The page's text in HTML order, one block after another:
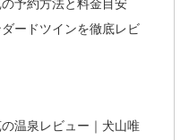
予約方法と料金目安
ードツインを徹底レビ
温泉レビュー｜犬山唯